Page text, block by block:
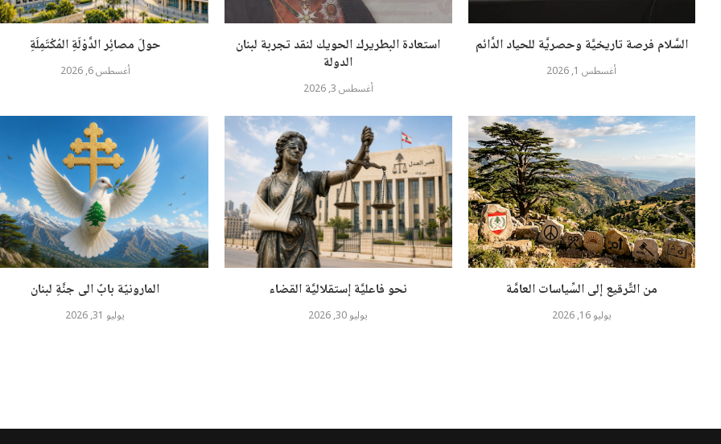
حولَ مصائِر الدَّوْلَةِ المُكْتَمِلَةِ
أغسطس 6, 2026
استعادة البطريرك الحويك لنقد تجربة لبنان
الدولة
أغسطس 3, 2026
السَّلام فرصة تاريخيَّة وحصريَّة للحياد الدَّائم
أغسطس 1, 2026
المارونيّة بابٌ الى جنَّةِ لبنان
يوليو 31, 2026
نحو فاعليَّة إستقلاليَّة القضاء
يوليو 30, 2026
من التَّرقيع إلى السِّياسات العامَّة
يوليو 16, 2026